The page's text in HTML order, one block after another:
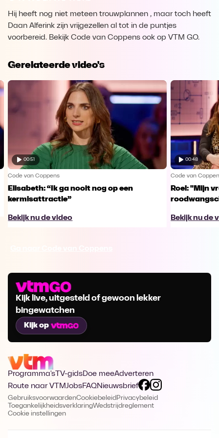
Hij heeft nog niet meteen trouwplannen , maar toch heeft
Daan Alferink zijn vrijgezellen al tot in de puntjes
voorbereid. Bekijk Code van Coppens ook op VTM GO.
Gerelateerde video's
00:51
Code van Coppens
Elisabeth: “Ik ga nooit nog op een
kermisattractie”
Bekijk nu de video
00:48
Code van
Roel: "Mijn
Bekijk nu de
Kijk live, uitgesteld of gewoon lekker
bingewatchen
Kijk op
Programma's TV-gidsDoe meeAdverteren
Route naar VTMJobsFAQNieuwsbrief
GebruiksvoorwaardenCookiebeleid Privacybeleid
ToegankelijkheidsverklaringWedstrijdreglement
Cookie instellingen